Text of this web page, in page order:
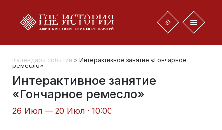
Календарь событий > Интерактивное занятие «Гончарное
ремесло»
Интерактивное занятие
«Гончарное ремесло»
26 Июл — 20 Июл · 10:00